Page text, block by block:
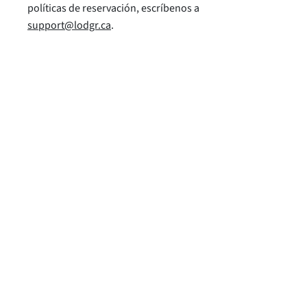
políticas de reservación, escríbenos a
support@lodgr.ca.